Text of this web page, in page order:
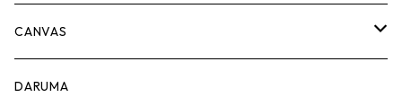
complete set
豆皿
CANVAS
PRINT
DARUMA